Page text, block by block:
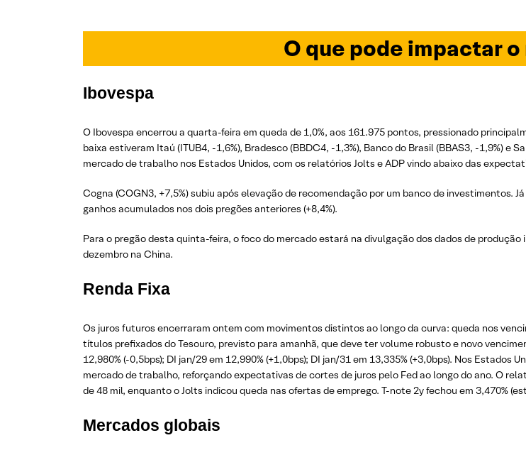
O que pode impactar
Ibovespa
O Ibovespa encerrou a quarta-feira em queda de 1,0%, aos 161.975 pontos, pressionado
baixa estiveram Itaú (ITUB4, -1,6%), Bradesco (BBDC4, -1,3%), Banco do Brasil (BBAS3, -1,9%) e
mercado de trabalho nos Estados Unidos, com os relatórios Jolts e ADP vindo abaixo das
Cogna (COGN3, +7,5%) subiu após elevação de recomendação por um banco de investimentos.
ganhos acumulados nos dois pregões anteriores (+8,4%).
Para o pregão desta quinta-feira, o foco do mercado estará na divulgação dos dados de
dezembro na China.
Renda Fixa
Os juros futuros encerraram ontem com movimentos distintos ao longo da curva: queda nos
títulos prefixados do Tesouro, previsto para amanhã, que deve ter volume robusto e novo
12,980% (-0,5bps); DI jan/29 em 12,990% (+1,0bps); DI jan/31 em 13,335% (+3,0bps). Nos Estados
mercado de trabalho, reforçando expectativas de cortes de juros pelo Fed ao longo do ano. O
de 48 mil, enquanto o Jolts indicou queda nas ofertas de emprego. T-note 2y fechou em 3,470%
Mercados globais